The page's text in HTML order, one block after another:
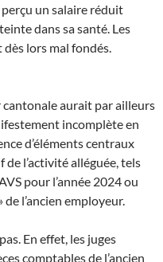
un salaire réduit
dans sa santé. Les
lors mal fondés.
cantonale aurait par ailleurs
incomplète en
d’éléments centraux
de l’activité alléguée, tels
pour l’année 2024 ou
de l’ancien employeur.
En effet, les juges
comptables de l’ancien